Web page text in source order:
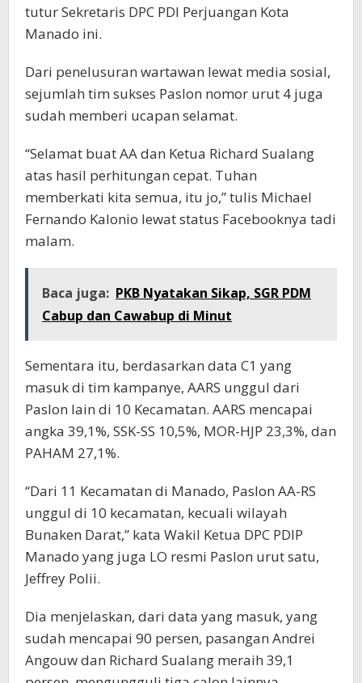
tutur Sekretaris DPC PDI Perjuangan Kota
Manado ini.
Dari penelusuran wartawan lewat media sosial,
sejumlah tim sukses Paslon nomor urut 4 juga
sudah memberi ucapan selamat.
“Selamat buat AA dan Ketua Richard Sualang
atas hasil perhitungan cepat. Tuhan
memberkati kita semua, itu jo,” tulis Michael
Fernando Kalonio lewat status Facebooknya tadi
malam.
Baca juga: PKB Nyatakan Sikap, SGR PDM
Cabup dan Cawabup di Minut
Sementara itu, berdasarkan data C1 yang
masuk di tim kampanye, AARS unggul dari
Paslon lain di 10 Kecamatan. AARS mencapai
angka 39,1%, SSK-SS 10,5%, MOR-HJP 23,3%, dan
PAHAM 27,1%.
“Dari 11 Kecamatan di Manado, Paslon AA-RS
unggul di 10 kecamatan, kecuali wilayah
Bunaken Darat,” kata Wakil Ketua DPC PDIP
Manado yang juga LO resmi Paslon urut satu,
Jeffrey Polii.
Dia menjelaskan, dari data yang masuk, yang
sudah mencapai 90 persen, pasangan Andrei
Angouw dan Richard Sualang meraih 39,1